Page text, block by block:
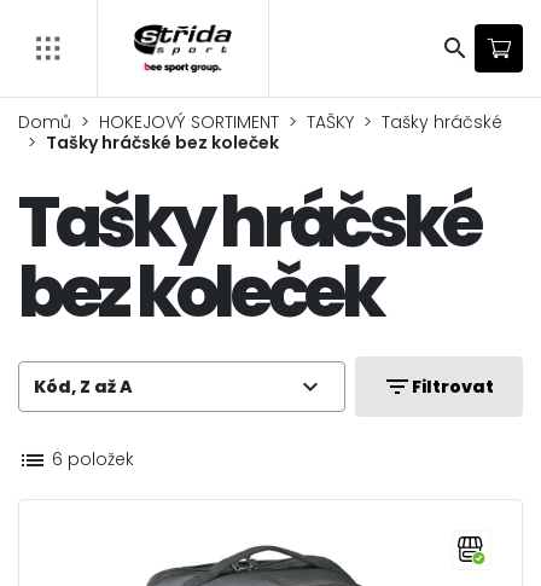
search
Domů HOKEJOVÝ SORTIMENT TAŠKY
Tašky hráčské
Tašky hráčské bez koleček
Tašky hráčské
bez koleček
Kód, Z až A expand_more filter_list Filtrovat
list 6 položek